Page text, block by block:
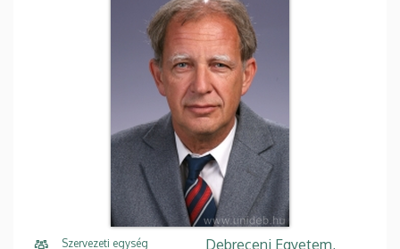
Szervezeti egység
Debreceni Egyetem,